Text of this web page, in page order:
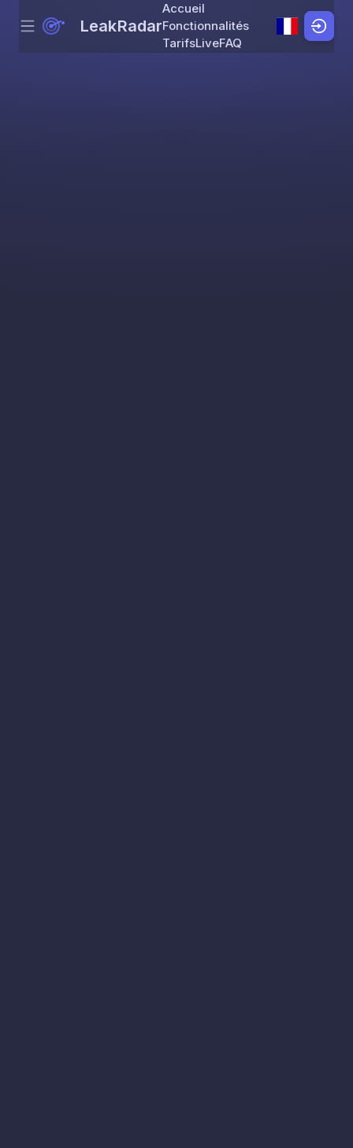
Skip to content
Menu LeakRadar
Accueil
Fonctionnalités
TarifsLiveFAQ